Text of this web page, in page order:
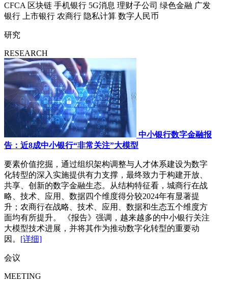
CFCA 区块链 手机银行 5G消息 理财子公司 绿色金融 广发
银行
上市银行 农商行 隐私计算 数字人民币
研究
RESEARCH
中小银行数字金融报
告：近8成中小银行“非常关注”大模型
要素价值挖掘，通过组织架构调整与人才体系建设为数字
化转型的深入实施提供有力支撑，最终致力于构建开放、
共享、创新的数字金融生态。从结构特征看，城商行在战
略、技术、应用、数据四个维度得分较2024年有显著提
升；农商行在战略、技术、应用、数据和生态五个维度方
面均有所提升。 《报告》强调，越来越多的中小银行关注
大模型技术进展，并将其作为推动数字化转型的重要动
因。 [详细]
会议
MEETING